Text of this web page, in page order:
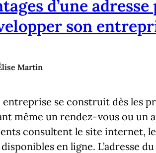
d’une
son
Martin
entreprise se construit dès les
même un rendez-vous ou un
consultent le site internet,
en ligne. L’adresse